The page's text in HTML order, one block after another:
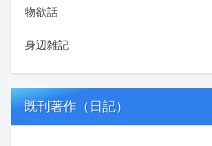
物欲話
身辺雑記
既刊著作（日記）